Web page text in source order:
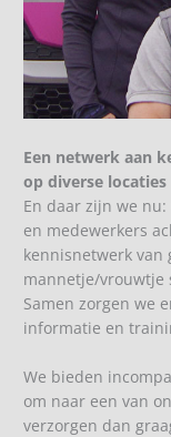
Een netwerk aan
op diverse locaties
En daar zijn we
en medewerkers
kennisnetwerk van
mannetje/vrouwtje
Samen zorgen we
informatie en
We bieden
om naar een van
verzorgen dan